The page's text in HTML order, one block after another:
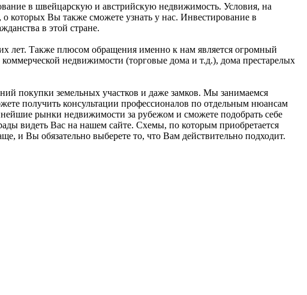
в швейцарскую и австрийскую недвижимость. Условия, на
которых Вы также сможете узнать у нас. Инвестирование в
в этой стране.
лет. Также плюсом обращения именно к нам является огромный
недвижимости (торговые дома и т.д.), дома престарелых
покупки земельных участков и даже замков. Мы занимаемся
получить консультации профессионалов по отдельным нюансам
рынки недвижимости за рубежом и сможете подобрать себе
видеть Вас на нашем сайте. Схемы, по которым приобретается
и Вы обязательно выберете то, что Вам действительно подходит.